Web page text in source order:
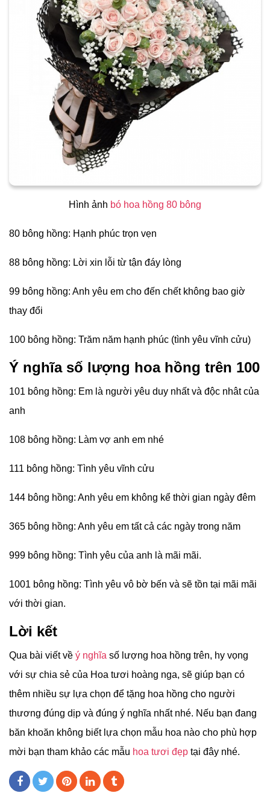
Hình ảnh bó hoa hồng 80 bông
80 bông hồng: Hạnh phúc trọn vẹn
88 bông hồng: Lời xin lỗi từ tận đáy lòng
99 bông hồng: Anh yêu em cho đến chết không bao giờ
thay đổi
100 bông hồng: Trăm năm hạnh phúc (tình yêu vĩnh cửu)
Ý nghĩa số lượng hoa hồng trên 100
101 bông hồng: Em là người yêu duy nhất và độc nhât của
anh
108 bông hồng: Làm vợ anh em nhé
111 bông hồng: Tình yêu vĩnh cửu
144 bông hồng: Anh yêu em không kể thời gian ngày đêm
365 bông hồng: Anh yêu em tất cả các ngày trong năm
999 bông hồng: Tình yêu của anh là mãi mãi.
1001 bông hồng: Tình yêu vô bờ bến và sẽ tồn tại mãi mãi
với thời gian.
Lời kết
Qua bài viết về ý nghĩa số lượng hoa hồng trên, hy vọng
với sự chia sẻ của Hoa tươi hoàng nga, sẽ giúp bạn có
thêm nhiều sự lựa chọn để tặng hoa hồng cho người
thương đúng dịp và đúng ý nghĩa nhất nhé. Nếu bạn đang
băn khoăn không biết lựa chọn mẫu hoa nào cho phù hợp
mời bạn tham khảo các mẫu hoa tươi đẹp tại đây nhé.